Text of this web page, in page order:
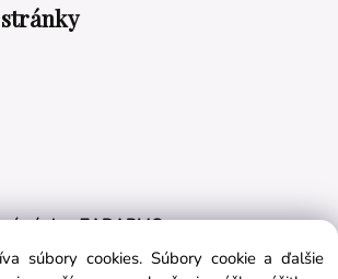
úplne ZADARMO:
mieru
súbory cookies. Súbory cookie a ďalšie